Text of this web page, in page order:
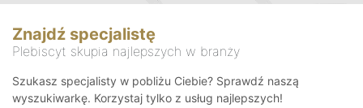
Znajdź specjalistę
Plebiscyt skupia najlepszych w branży
Szukasz specjalisty w pobliżu Ciebie? Sprawdź naszą
wyszukiwarkę. Korzystaj tylko z usług najlepszych!